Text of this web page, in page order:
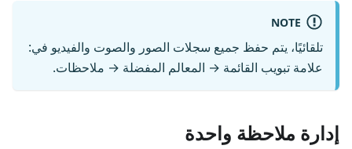
NOTE
تلقائيًا، يتم حفظ جميع سجلات الصور والصوت والفيديو في:
علامة تبويب القائمة → المعالم المفضلة → ملاحظات.
إدارة ملاحظة واحدة